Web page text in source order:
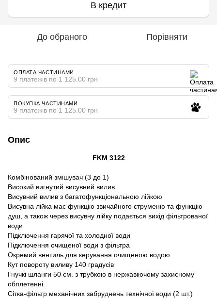
В кредит
До обраного Порівняти
ОПЛАТА ЧАСТИНАМИ
9 платежів по 1 125.00 грн
ПОКУПКА ЧАСТИНАМИ
9 платежів по 1 125.00 грн
Опис
FKM 3122
Комбінований змішувач (3 до 1)
Високий вигнутий висувний вилив
Висувний вилив з багатофункціональною лійкою
Висувна лійка має функцію звичайного струменю та функцію
душ, а також через висувну лійку подається вихід фільтрованої
води
Підключення гарячої та холодної води
Підключення очищеної води з фільтра
Окремий вентиль для керування очищеною водою
Кут повороту виливу 140 градусів
Гнучкі шланги 50 см. з трубкою в нержавіючому захисному
обплетенні.
Сітка-фільтр механічних забруднень технічної води (2 шт.)